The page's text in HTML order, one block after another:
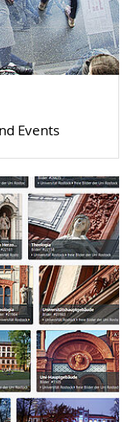
Events